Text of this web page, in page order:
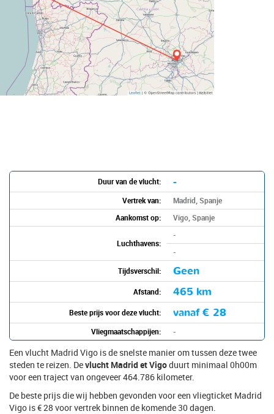
Duur van de vlucht: -
Vertrek van:
Madrid, Spanje
Aankomst op:
Vigo, Spanje
Luchthavens:
-
-
Tijdsverschil:
Geen
Afstand: 465 km
Beste prijs voor deze vlucht: vanaf€ 28
Vliegmaatschappijen: -
Een vlucht Madrid Vigo is de snelste manier om tussen deze twee
steden te reizen. Devlucht Madrid et Vigoduurt minimaal 0h00m
voor een traject van ongeveer 464.786 kilometer.
De beste prijs die wij hebben gevonden voor een vliegticket Madrid
Vigo is € 28 voor vertrek binnen de komende 30 dagen.